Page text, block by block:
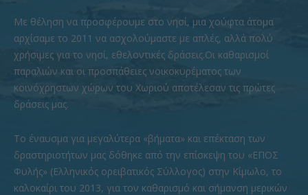
Με θέληση να προσφέρουμε στο νησί, μια χούφτα άτομα
αρχίσαμε το 2011 να ασχολούμαστε με απλές, αλλά πολύ
χρήσιμες για το νησί, εθελοντικές δράσεις.Οι καθαρισμοί
παραλιών και οι προσπάθειες νοικοκυρέματος των
κοινόχρηστων χώρων του Χωριού αποτέλεσαν τις πρώτες
δράσεις μας.
To έναυσμα για μεγαλύτερα «βήματα» και επέκταση των
δραστηριοτήτων μας δόθηκε από την επίσκεψη του «ΕΠΟΣ
Φυλής» (Ελληνικός ορειβατικός Σύλλογος) στην Κίμωλο, το
καλοκαίρι του 2013, για τον καθαρισμό και σήμανση μερικών